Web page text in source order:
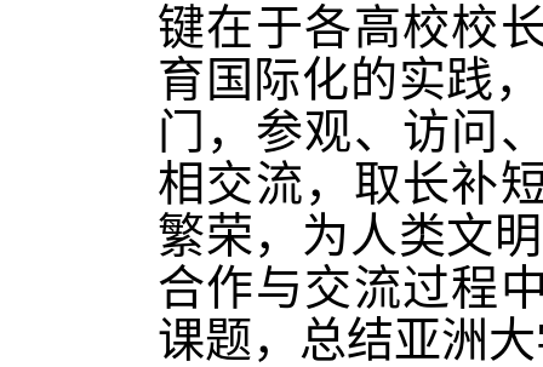
键在于各高校校
育国际化的实践
门，参观、访问
相交流，取长补
繁荣，为人类文
合作与交流过程
课题，总结亚洲